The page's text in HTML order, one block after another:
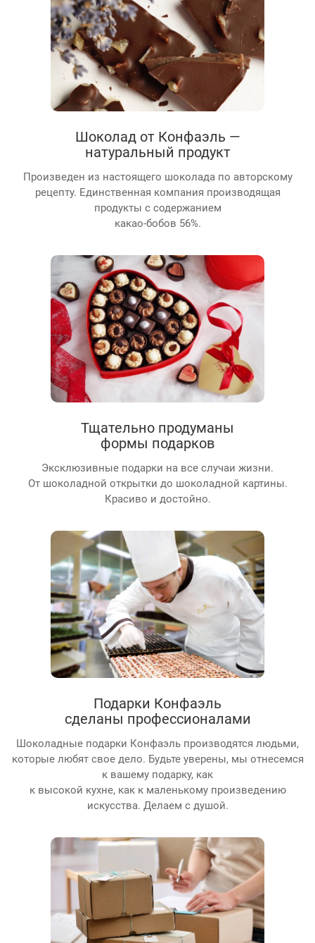
Шоколад от Конфаэль —
натуральный продукт
Произведен из настоящего шоколада по авторскому
рецепту. Единственная компания производящая
продукты с содержанием
какао-бобов 56%.
Тщательно продуманы
формы подарков
Эксклюзивные подарки на все случаи жизни.
От шоколадной открытки до шоколадной картины.
Красиво и достойно.
Подарки Конфаэль
сделаны профессионалами
Шоколадные подарки Конфаэль производятся людьми,
которые любят свое дело. Будьте уверены, мы отнесемся
к вашему подарку, как
к высокой кухне, как к маленькому произведению
искусства. Делаем с душой.